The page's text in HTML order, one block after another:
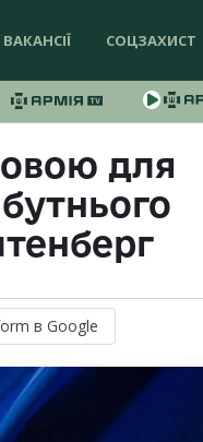
ВАКАНСІЇ СОЦЗАХИСТ
для
в Google